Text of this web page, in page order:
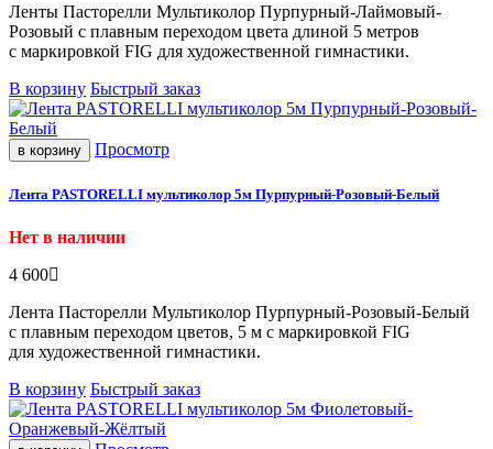
Ленты Пасторелли Мультиколор Пурпурный-Лаймовый-
Розовый с плавным переходом цвета длиной 5 метров
с маркировкой FIG для художественной гимнастики.
В корзину Быстрый заказ
в корзину Просмотр
Лента PASTORELLI мультиколор 5м Пурпурный-Розовый-Белый
Нет в наличии
4 600
Лента Пасторелли Мультиколор Пурпурный-Розовый-Белый
с плавным переходом цветов, 5 м с маркировкой FIG
для художественной гимнастики.
В корзину Быстрый заказ